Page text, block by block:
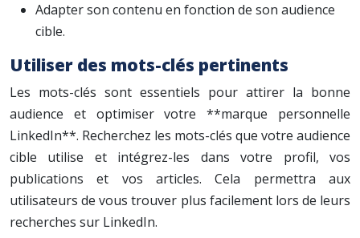
Adapter son contenu en fonction de son audience
cible.
Utiliser des mots-clés pertinents
Les mots-clés sont essentiels pour attirer la bonne
audience et optimiser votre **marque personnelle
LinkedIn**. Recherchez les mots-clés que votre audience
cible utilise et intégrez-les dans votre profil, vos
publications et vos articles. Cela permettra aux
utilisateurs de vous trouver plus facilement lors de leurs
recherches sur LinkedIn.